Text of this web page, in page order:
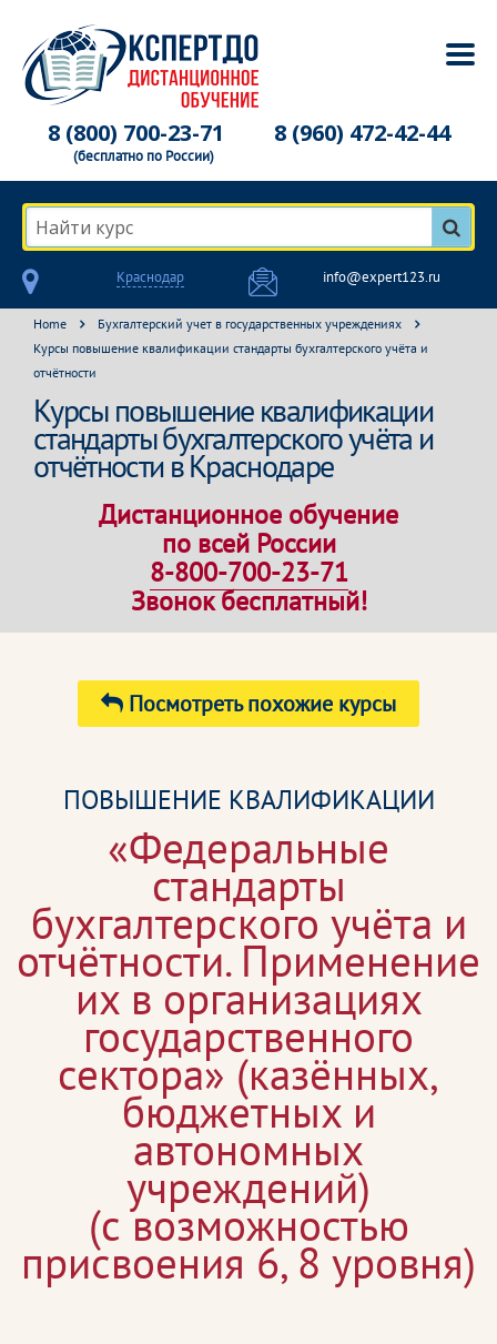
8 (800) 700-23-71
(бесплатно по России)
8 (960) 472-42-44
Найти курс
Краснодар info@expert123.ru
Home
Бухгалтерский учет в государственных учреждениях
Курсы повышение квалификации стандарты бухгалтерского учёта и
отчётности
Курсы повышение квалификации
стандарты бухгалтерского учёта и
отчётности в Краснодаре
Дистанционное обучение
по всей России
8-800-700-23-71
Звонок бесплатный!
Посмотреть похожие курсы
ПОВЫШЕНИЕ КВАЛИФИКАЦИИ
«Федеральные
стандарты
бухгалтерского учёта и
отчётности. Применение
их в организациях
государственного
сектора» (казённых,
бюджетных и
автономных
учреждений)
(с возможностью
присвоения 6, 8 уровня)